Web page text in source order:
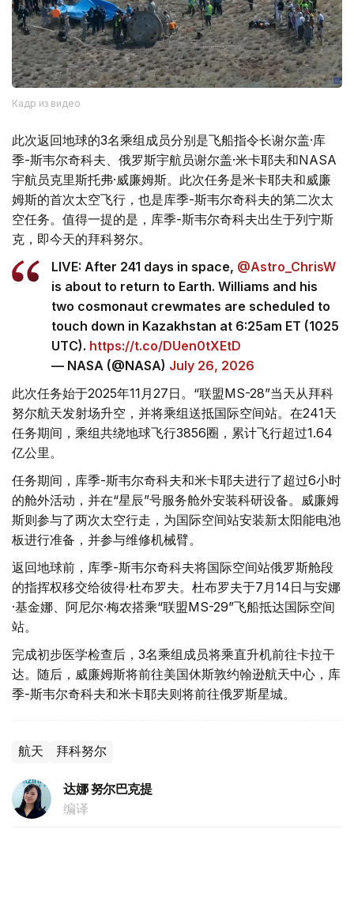
Кадр из видео
此次返回地球的3名乘组成员分别是飞船指令长谢尔盖·库
季-斯韦尔奇科夫、俄罗斯宇航员谢尔盖·米卡耶夫和NASA
宇航员克里斯托弗·威廉姆斯。此次任务是米卡耶夫和威廉
姆斯的首次太空飞行，也是库季-斯韦尔奇科夫的第二次太
空任务。值得一提的是，库季-斯韦尔奇科夫出生于列宁斯
克，即今天的拜科努尔。
LIVE: After 241 days in space, @Astro_ChrisW
is about to return to Earth. Williams and his
two cosmonaut crewmates are scheduled to
touch down in Kazakhstan at 6:25am ET (1025
UTC). https://t.co/DUen0tXEtD
— NASA (@NASA) July 26, 2026
此次任务始于2025年11月27日。“联盟MS-28”当天从拜科
努尔航天发射场升空，并将乘组送抵国际空间站。在241天
任务期间，乘组共绕地球飞行3856圈，累计飞行超过1.64
亿公里。
任务期间，库季-斯韦尔奇科夫和米卡耶夫进行了超过6小时
的舱外活动，并在“星辰”号服务舱外安装科研设备。威廉姆
斯则参与了两次太空行走，为国际空间站安装新太阳能电池
板进行准备，并参与维修机械臂。
返回地球前，库季-斯韦尔奇科夫将国际空间站俄罗斯舱段
的指挥权移交给彼得·杜布罗夫。杜布罗夫于7月14日与安娜
·基金娜、阿尼尔·梅农搭乘“联盟MS-29”飞船抵达国际空间
站。
完成初步医学检查后，3名乘组成员将乘直升机前往卡拉干
达。随后，威廉姆斯将前往美国休斯敦约翰逊航天中心，库
季-斯韦尔奇科夫和米卡耶夫则将前往俄罗斯星城。
航天 拜科努尔
达娜 努尔巴克提
编译